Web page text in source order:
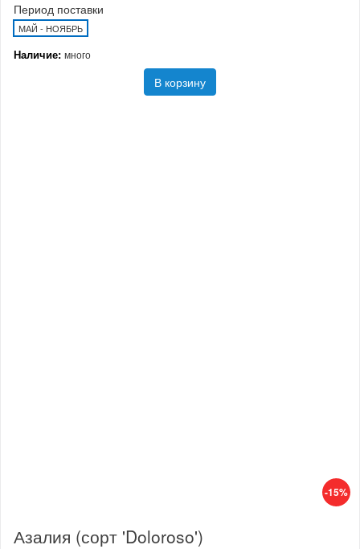
Период поставки
МАЙ - НОЯБРЬ
Наличие: много
В корзину
-15%
Азалия (сорт 'Doloroso')